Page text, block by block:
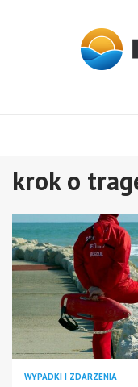
krok o
WYPADKI I ZDARZENIA